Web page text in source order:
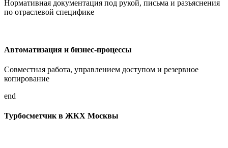
Нормативная документация под рукой, письма и разъяснения
по отраслевой специфике
Автоматизация и бизнес-процессы
Совместная работа, управлением доступом и резервное
копирование
end
Турбосметчик в ЖКХ Москвы